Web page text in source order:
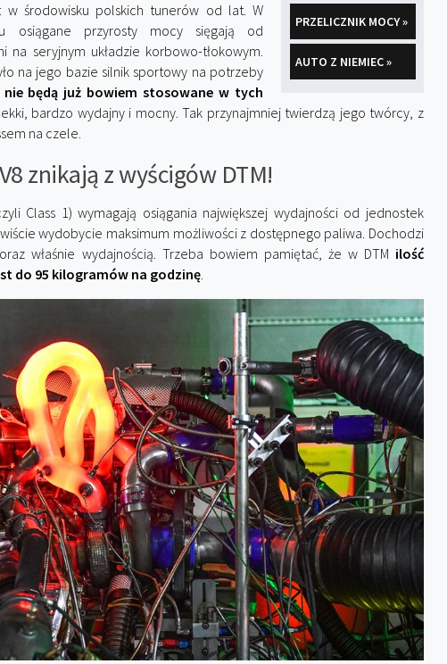
PRZELICZNIK MOCY »
AUTO Z NIEMIEC »
w środowisku polskich tunerów od lat. W
osiągane przyrosty mocy sięgają od
seryjnym układzie korbowo-tłokowym.
na jego bazie silnik sportowy na potrzeby
nie będą już bowiem stosowane w tych
bardzo wydajny i mocny. Tak przynajmniej twierdzą jego twórcy, z
na czele.
znikają z wyścigów DTM!
Class 1) wymagają osiągania największej wydajności od jednostek
wydobycie maksimum możliwości z dostępnego paliwa. Dochodzi
właśnie wydajnością. Trzeba bowiem pamiętać, że w DTM ilość
do 95 kilogramów na godzinę.